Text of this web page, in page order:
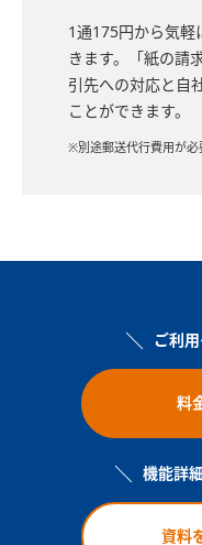
1通175円から気軽
きます。「紙の請
引先への対応と自
ことができます。
※別途郵送代行費用が必
ご利
料
機能詳
資料